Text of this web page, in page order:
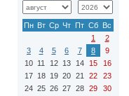
Пн Вт Ср Чт Пт Сб Вс
1
2
3
4 5 6 7 8
9
10 11 12 13 14 15
16
17 18 19 20 21 22
23
24 25 26 27 28 29
30